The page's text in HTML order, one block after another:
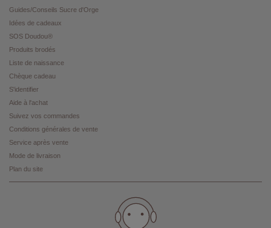
Guides/Conseils Sucre d'Orge
Idées de cadeaux
SOS Doudou®
Produits brodés
Liste de naissance
Chèque cadeau
S'identifier
Aide à l'achat
Suivez vos commandes
Conditions générales de vente
Service après vente
Mode de livraison
Plan du site